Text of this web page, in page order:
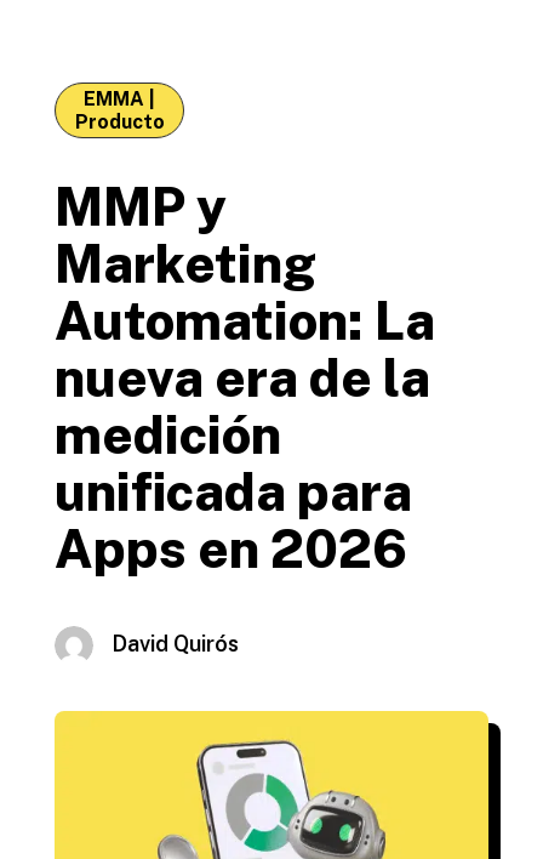
EMMA
Producto
MMP y
Marketing
Automation: La
nueva era de la
medición
unificada para
Apps en 2026
David Quirós